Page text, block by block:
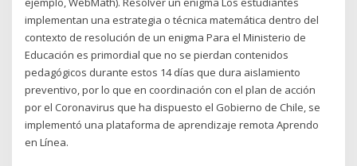
implementan una estrategia o técnica matemática dentro del
contexto de resolución de un enigma Para el Ministerio de
Educación es primordial que no se pierdan contenidos
pedagógicos durante estos 14 días que dura aislamiento
preventivo, por lo que en coordinación con el plan de acción
por el Coronavirus que ha dispuesto el Gobierno de Chile, se
implementó una plataforma de aprendizaje remota Aprendo
en Línea.